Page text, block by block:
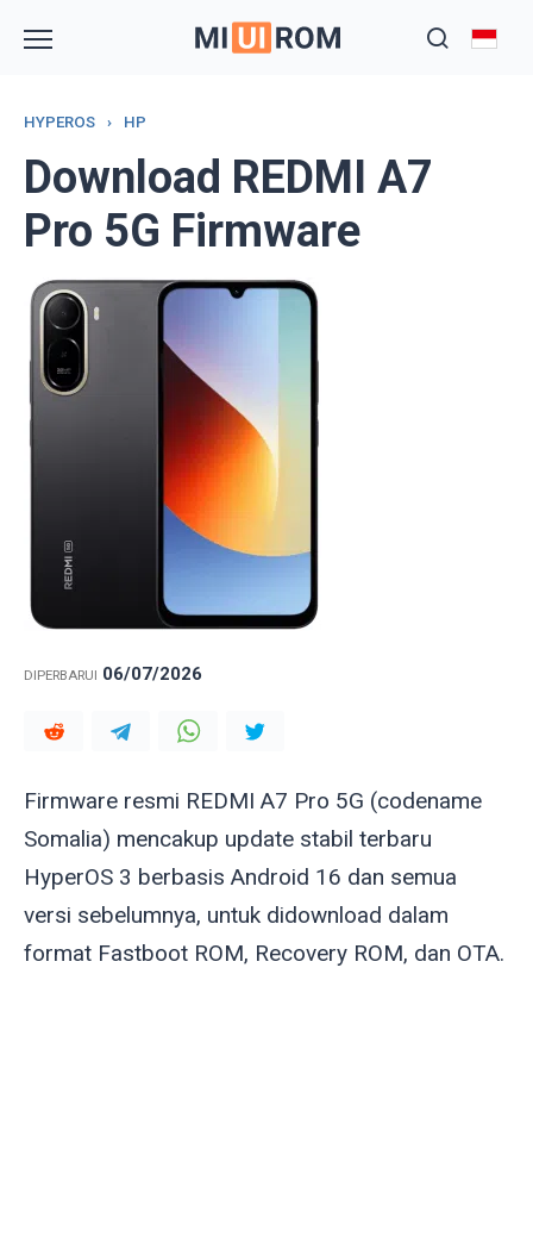
HYPEROS › HP
Download REDMI A7
Pro 5G Firmware
DIPERBARUI 06/07/2026
Firmware resmi REDMI A7 Pro 5G (codename
Somalia) mencakup update stabil terbaru
HyperOS 3 berbasis Android 16 dan semua
versi sebelumnya, untuk didownload dalam
format Fastboot ROM, Recovery ROM, dan OTA.